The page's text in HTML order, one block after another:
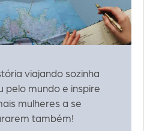
viajando sozinha
pelo mundo e inspire
mulheres a se
também!